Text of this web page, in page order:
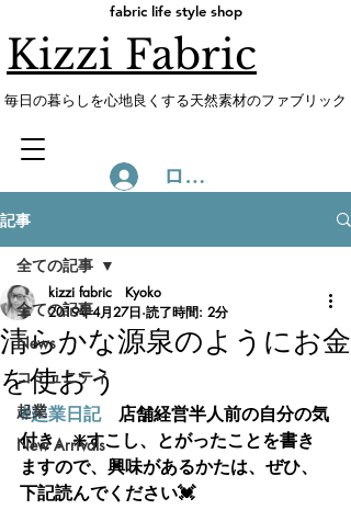
fabric life style shop
Kizzi Fabric
​毎日の暮らしを心地良くする天然素材のファブリック
ログイン
記事
全ての記事
News
コミュニティ
起業
New Arrivals
全ての記事
清らかな源泉のようにお金
を使おう
kizzi fabric Kyoko
2019年4月27日 読了時間: 2分
#起業日記 店舗経営半人前の自分の気
付き。❇️すこし、とがったことを書き
ますので、興味があるかたは、ぜひ、
下記読んでください💓